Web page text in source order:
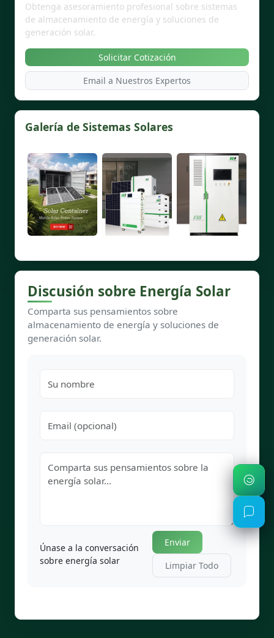
Obtenga asesoramiento profesional sobre sistemas
de almacenamiento de energía y soluciones de
generación solar.
Solicitar Cotización
Email a Nuestros Expertos
Galería de Sistemas Solares
Discusión sobre Energía Solar
Comparta sus pensamientos sobre
almacenamiento de energía y soluciones de
generación solar.
Únase a la conversación
sobre energía solar
Enviar
Limpiar Todo